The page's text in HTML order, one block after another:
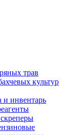
трав
культур
и инвентарь